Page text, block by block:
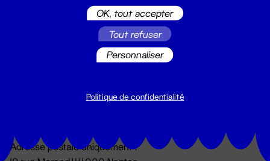
Du lundi au vendredi 14h → 18h
Adresse postale uniquement :
OK, tout accepter
Tout refuser
Personnaliser
Politique de confidentialité